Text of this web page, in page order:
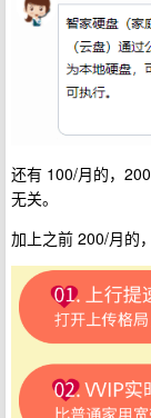
还有 100/月的，
无关。
加上之前 200/月的